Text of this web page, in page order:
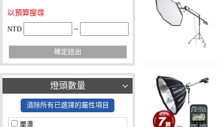
以預算搜尋
NTD ~
確定送出
燈頭數量
清除所有已選擇的屬性項目
單盞